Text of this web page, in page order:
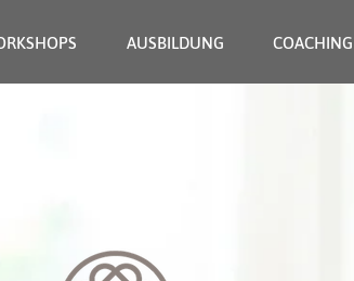
AUSBILDUNG COACHING